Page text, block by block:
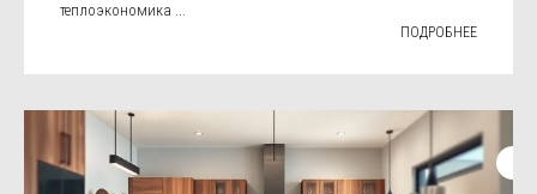
теплоэкономика ...
ПОДРОБНЕЕ